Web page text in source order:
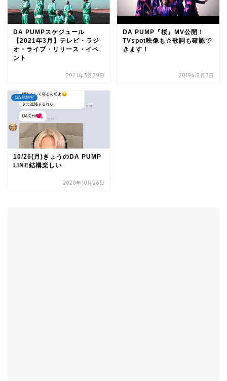
DA PUMPスケジュール
【2021年3月】テレビ・ラジ
オ・ライブ・リリース・イベ
ント
2021年3月29日
DA PUMP『桜』MV公開！
TVspot映像も☆歌詞も確認で
きます！
2019年2月7日
DA PUMP
10/26(月)きょうのDA PUMP
LINE結構楽しい
2020年10月26日